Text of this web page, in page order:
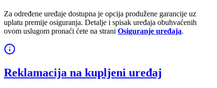
Za određene uređaje dostupna je opcija produžene garancije uz
uplatu premije osiguranja. Detalje i spisak uređaja obuhvaćenih
ovom uslugom pronaći ćete na strani Osiguranje uređaja.
Reklamacija na kupljeni uređaj